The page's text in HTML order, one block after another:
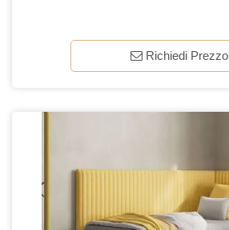
Richiedi Prezzo